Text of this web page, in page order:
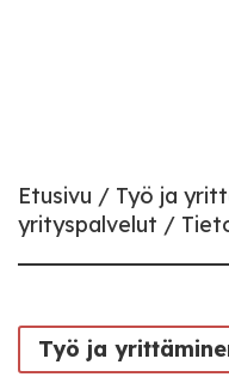
Etusivu Työ ja
yrityspalvelut
Työ ja